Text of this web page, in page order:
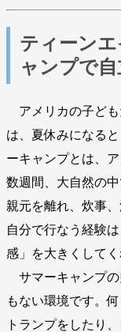
ティーン
ャンプで
アメリカの子ども
は、夏休みになる
ーキャンプとは、
数週間、大自然の
親元を離れ、炊事
自分で行なう経験
感」を大きくしてく
サマーキャンプの
もない環境です。
トランプをしたり